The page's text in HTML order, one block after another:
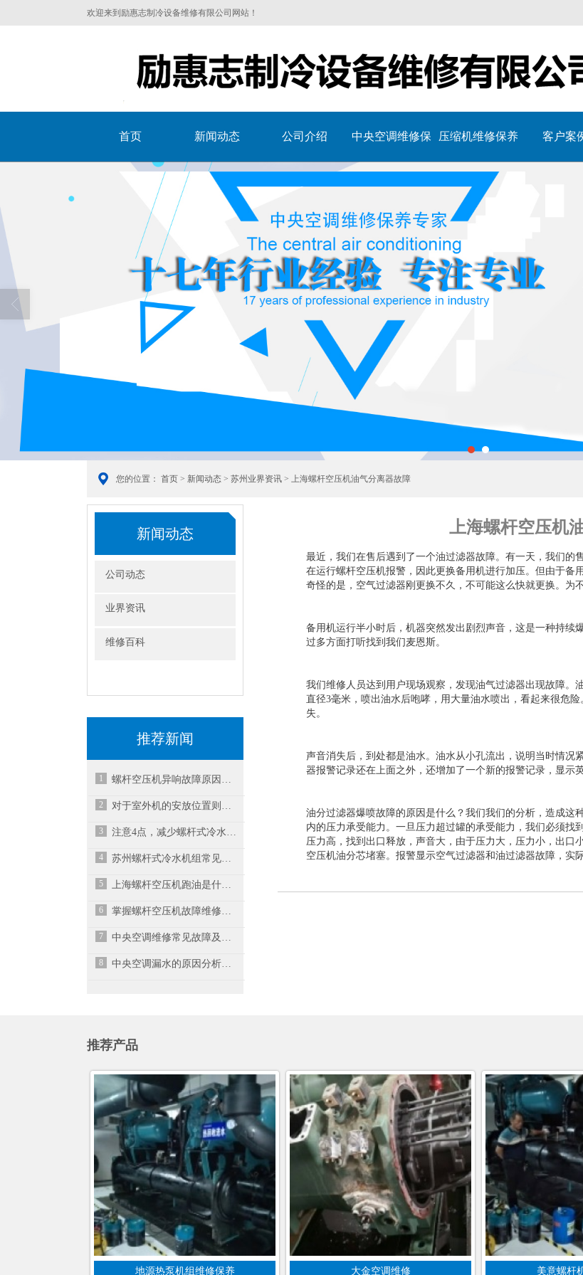
欢迎来到励惠志制冷设备维修有限公司网站！
首页 新闻动态 公司介绍 中央空调维修保
养
压缩机维修保养 客户案
您的位置： 首页 > 新闻动态 > 苏州业界资讯 > 上海螺杆空压机油气分离器故障
新闻动态
公司动态
业界资讯
维修百科
推荐新闻
1 螺杆空压机异响故障原因与解决方案之二
2 对于室外机的安放位置则显得尤为重要
3 注意4点，减少螺杆式冷水机故障率
4 苏州螺杆式冷水机组常见故障分析
5 上海螺杆空压机跑油是什么原因？
6 掌握螺杆空压机故障维修方法确保机组稳定运行
7 中央空调维修常见故障及解决措施
8 中央空调漏水的原因分析及解决措施
上海螺杆空压机
最近，我们在售后遇到了一个油过滤器故障。有一天，我们的
在运行螺杆空压机报警，因此更换备用机进行加压。但由于备
奇怪的是，空气过滤器刚更换不久，不可能这么快就更换。为
备用机运行半小时后，机器突然发出剧烈声音，这是一种持
过多方面打听找到我们麦恩斯。
我们维修人员达到用户现场观察，发现油气过滤器出现故障
直径3毫米，喷出油水后咆哮，用大量油水喷出，看起来很危
失。
声音消失后，到处都是油水。油水从小孔流出，说明当时情
器报警记录还在上面之外，还增加了一个新的报警记录，显示
油分过滤器爆喷故障的原因是什么？我们我们的分析，造成
内的压力承受能力。一旦压力超过罐的承受能力，我们必须
压力高，找到出口释放，声音大，由于压力大，压力小，出
空压机油分芯堵塞。报警显示空气过滤器和油过滤器故障，实
推荐产品
地源热泵机组维修保养 大金空调维修 美意螺杆